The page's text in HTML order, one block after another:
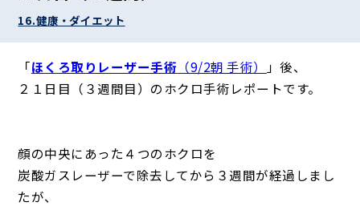
16.健康・ダイエット
「ほくろ取りレーザー手術 （9/2朝 手術）
」後、
２１日目（３週間目）のホクロ手術レポートです。
顔の中央にあった４つのホクロを
炭酸ガスレーザーで除去してから３週間が経過しまし
たが、